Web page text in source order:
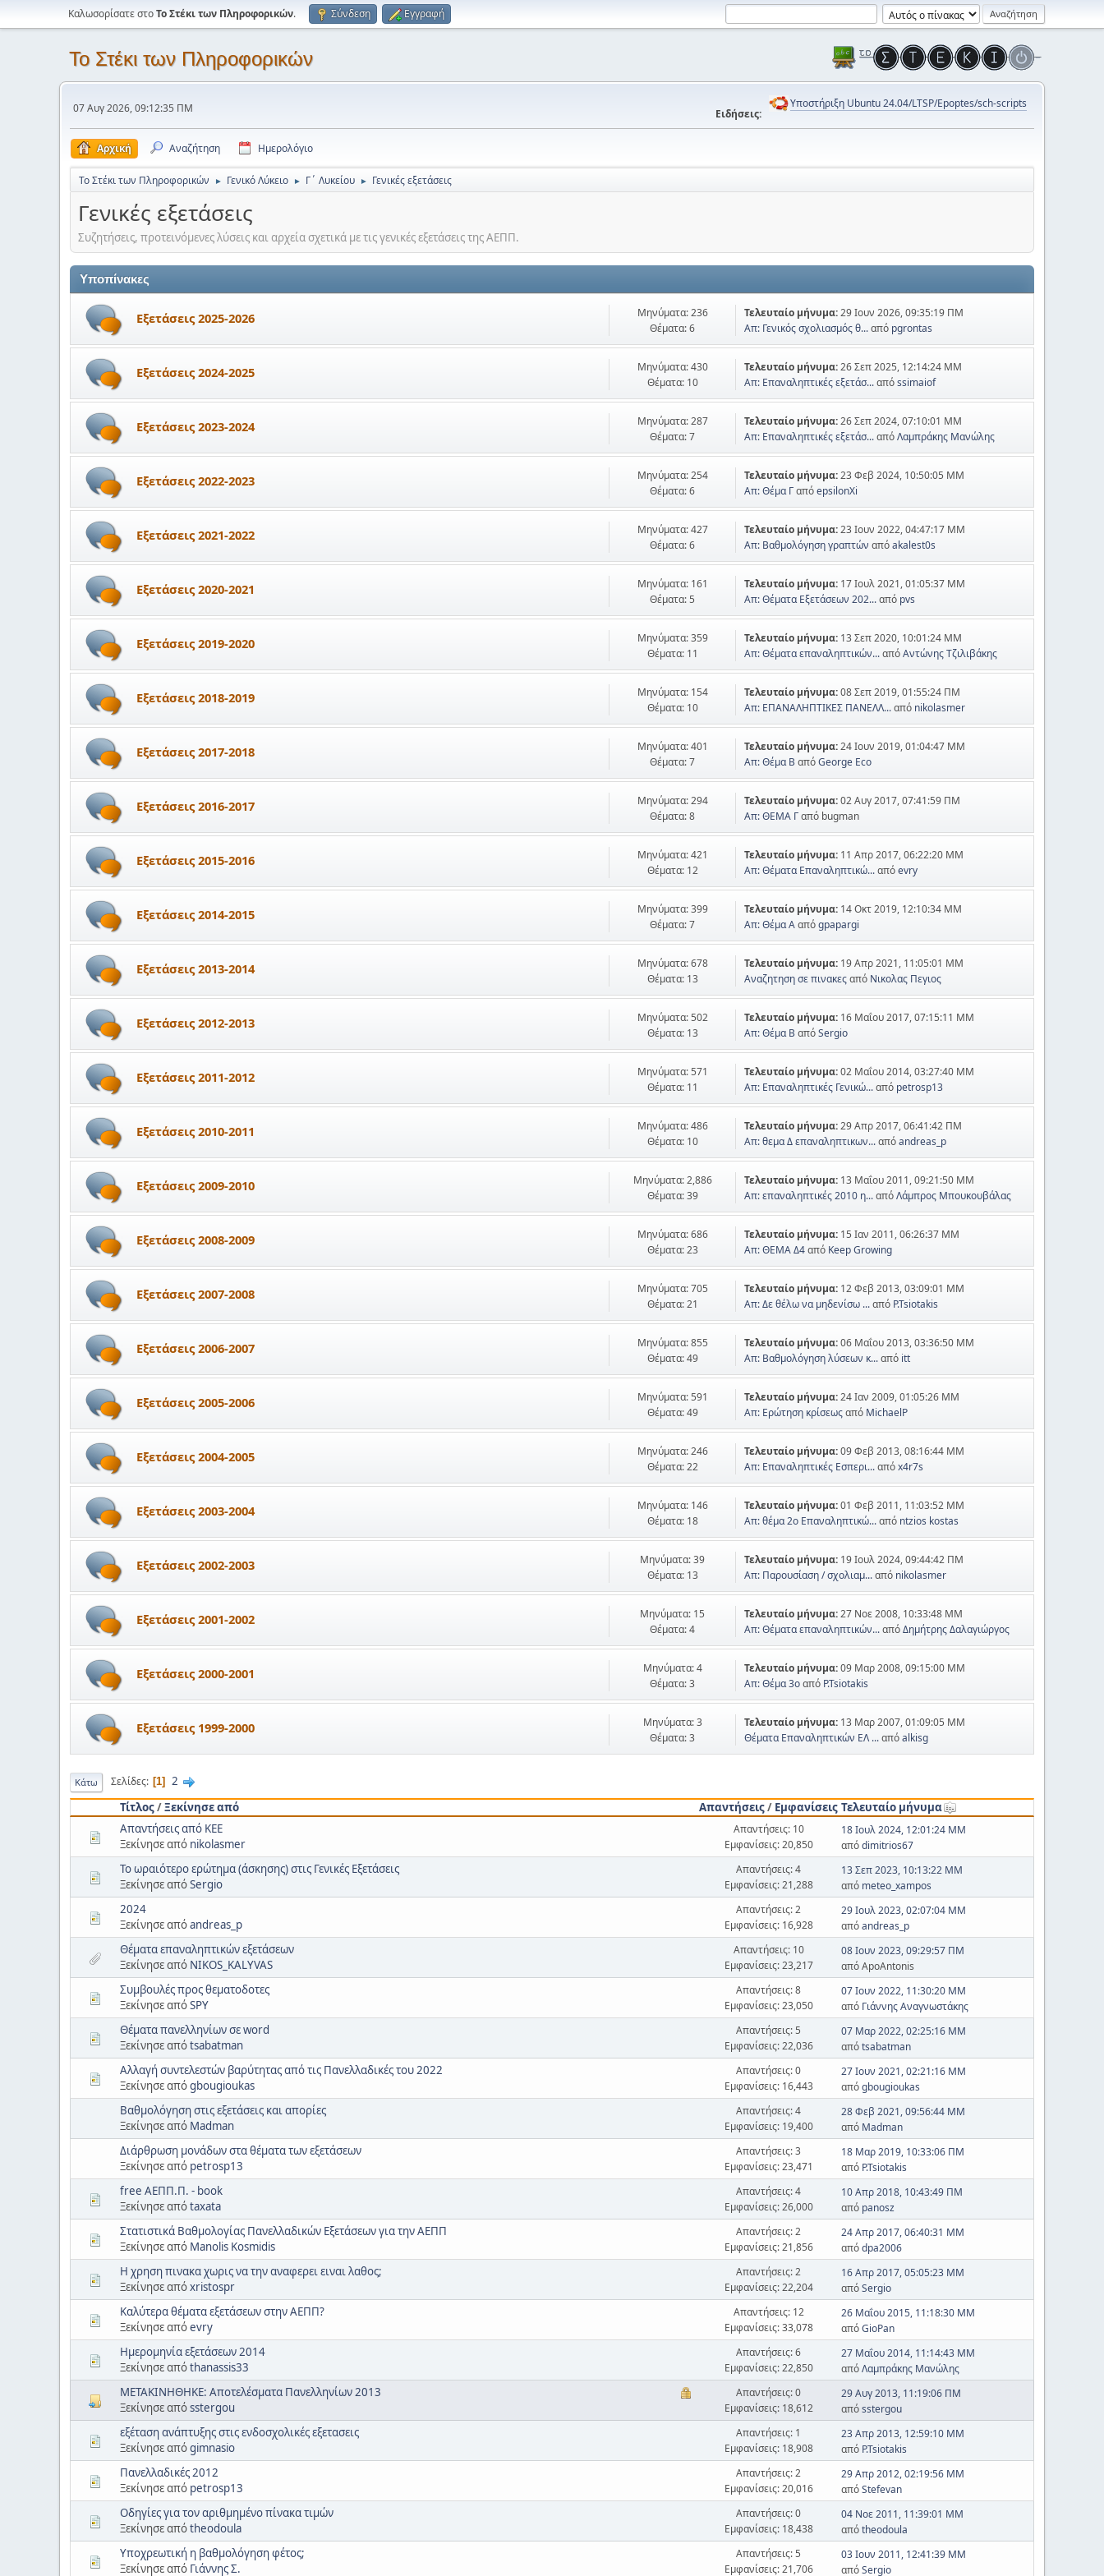
Καλωσορίσατε στοΤο Στέκι των Πληροφορικών. Σύνδεση Εγγραφή
Το Στέκι των Πληροφορικών
07 Αυγ 2026, 09:12:35 ΠΜ Ειδήσεις:
Υποστήριξη Ubuntu 24.04/LTSP/Epoptes/sch-scripts
Αρχική Αναζήτηση Ημερολόγιο
Το Στέκι των Πληροφορικών ► Γενικό Λύκειο ► Γ΄ Λυκείου ► Γενικές εξετάσεις
Γενικές εξετάσεις
Συζητήσεις, προτεινόμενες λύσεις και αρχεία σχετικά με τις γενικές εξετάσεις της ΑΕΠΠ.
Υποπίνακες
Εξετάσεις 2025-2026
Μηνύματα: 236
Θέματα: 6
Τελευταίο μήνυμα:29 Ιουν 2026, 09:35:19 ΠΜ
Απ: Γενικός σχολιασμός θ...από pgrontas
Εξετάσεις 2024-2025
Μηνύματα: 430
Θέματα: 10
Τελευταίο μήνυμα:26 Σεπ 2025, 12:14:24 ΜΜ
Απ: Επαναληπτικές εξετάσ...απόssimaiof
Εξετάσεις 2023-2024
Μηνύματα: 287
Θέματα: 7
Τελευταίο μήνυμα:26 Σεπ 2024, 07:10:01 ΜΜ
Απ: Επαναληπτικές εξετάσ...απόΛαμπράκης Μανώλης
Εξετάσεις 2022-2023
Μηνύματα: 254
Θέματα: 6
Τελευταίο μήνυμα:23 Φεβ 2024, 10:50:05 ΜΜ
Απ: Θέμα ΓαπόepsilonXi
Εξετάσεις 2021-2022
Μηνύματα: 427
Θέματα: 6
Τελευταίο μήνυμα:23 Ιουν 2022, 04:47:17 ΜΜ
Απ: Βαθμολόγηση γραπτών απόakalest0s
Εξετάσεις 2020-2021
Μηνύματα: 161
Θέματα: 5
Τελευταίο μήνυμα: 17 Ιουλ 2021, 01:05:37 ΜΜ
Απ: Θέματα Εξετάσεων 202...από pvs
Εξετάσεις 2019-2020
Μηνύματα: 359
Θέματα: 11
Τελευταίο μήνυμα: 13 Σεπ 2020, 10:01:24 ΜΜ
Απ: Θέματα επαναληπτικών...απόΑντώνης Τζιλιβάκης
Εξετάσεις 2018-2019
Μηνύματα: 154
Θέματα: 10
Τελευταίο μήνυμα:08 Σεπ 2019, 01:55:24 ΠΜ
Απ: ΕΠΑΝΑΛΗΠΤΙΚΕΣ ΠΑΝΕΛΛ...από nikolasmer
Εξετάσεις 2017-2018
Μηνύματα: 401
Θέματα: 7
Τελευταίο μήνυμα:24 Ιουν 2019, 01:04:47 ΜΜ
Απ: Θέμα Β απόGeorge Eco
Εξετάσεις 2016-2017
Μηνύματα: 294
Θέματα: 8
Τελευταίο μήνυμα:02 Αυγ 2017, 07:41:59 ΠΜ
Απ: ΘΕΜΑ Γαπό bugman
Εξετάσεις 2015-2016
Μηνύματα: 421
Θέματα: 12
Τελευταίο μήνυμα: 11 Απρ 2017, 06:22:20 ΜΜ
Απ: Θέματα Επαναληπτικώ...απόevry
Εξετάσεις 2014-2015
Μηνύματα: 399
Θέματα: 7
Τελευταίο μήνυμα: 14 Οκτ 2019, 12:10:34 ΜΜ
Απ: Θέμα Ααπόgpapargi
Εξετάσεις 2013-2014
Μηνύματα: 678
Θέματα: 13
Τελευταίο μήνυμα: 19 Απρ 2021, 11:05:01 ΜΜ
Αναζητηση σε πινακεςαπό Νικολας Πεγιος
Εξετάσεις 2012-2013
Μηνύματα: 502
Θέματα: 13
Τελευταίο μήνυμα: 16 Μαΐου 2017, 07:15:11 ΜΜ
Απ: Θέμα Β απόSergio
Εξετάσεις 2011-2012
Μηνύματα: 571
Θέματα: 11
Τελευταίο μήνυμα:02 Μαΐου 2014, 03:27:40 ΜΜ
Απ: Επαναληπτικές Γενικώ...από petrosp13
Εξετάσεις 2010-2011
Μηνύματα: 486
Θέματα: 10
Τελευταίο μήνυμα:29 Απρ 2017, 06:41:42 ΠΜ
Απ: θεμα Δ επαναληπτικων...απόandreas_p
Εξετάσεις 2009-2010
Μηνύματα: 2,886
Θέματα: 39
Τελευταίο μήνυμα: 13 Μαΐου 2011, 09:21:50 ΜΜ
Απ: επαναληπτικές 2010 η...απόΛάμπρος Μπουκουβάλας
Εξετάσεις 2008-2009
Μηνύματα: 686
Θέματα: 23
Τελευταίο μήνυμα: 15 Ιαν 2011, 06:26:37 ΜΜ
Απ: ΘΕΜΑ Δ4από Keep Growing
Εξετάσεις 2007-2008
Μηνύματα: 705
Θέματα: 21
Τελευταίο μήνυμα: 12 Φεβ 2013, 03:09:01 ΜΜ
Απ: Δε θέλω να μηδενίσω ...από P.Tsiotakis
Εξετάσεις 2006-2007
Μηνύματα: 855
Θέματα: 49
Τελευταίο μήνυμα:06 Μαΐου 2013, 03:36:50 ΜΜ
Απ: Βαθμολόγηση λύσεων κ...από itt
Εξετάσεις 2005-2006
Μηνύματα: 591
Θέματα: 49
Τελευταίο μήνυμα:24 Ιαν 2009, 01:05:26 ΜΜ
Απ: Ερώτηση κρίσεωςαπό MichaelP
Εξετάσεις 2004-2005
Μηνύματα: 246
Θέματα: 22
Τελευταίο μήνυμα:09 Φεβ 2013, 08:16:44 ΜΜ
Απ: Επαναληπτικές Εσπερι...απόx4r7s
Εξετάσεις 2003-2004
Μηνύματα: 146
Θέματα: 18
Τελευταίο μήνυμα:01 Φεβ 2011, 11:03:52 ΜΜ
Απ: θέμα 2ο Επαναληπτικώ...από ntzios kostas
Εξετάσεις 2002-2003
Μηνύματα: 39
Θέματα: 13
Τελευταίο μήνυμα: 19 Ιουλ 2024, 09:44:42 ΠΜ
Απ: Παρουσίαση / σχολιαμ...από nikolasmer
Εξετάσεις 2001-2002
Μηνύματα: 15
Θέματα: 4
Τελευταίο μήνυμα:27 Νοε 2008, 10:33:48 ΜΜ
Απ: Θέματα επαναληπτικών...απόΔημήτρης Δαλαγιώργος
Εξετάσεις 2000-2001
Μηνύματα: 4
Θέματα: 3
Τελευταίο μήνυμα:09 Μαρ 2008, 09:15:00 ΜΜ
Απ: Θέμα 3οαπό P.Tsiotakis
Εξετάσεις 1999-2000
Μηνύματα: 3
Θέματα: 3
Τελευταίο μήνυμα: 13 Μαρ 2007, 01:09:05 ΜΜ
Θέματα Επαναληπτικών ΕΛ ...απόalkisg
Κάτω Σελίδες 1
2
Τίτλος/Ξεκίνησε από Απαντήσεις/ Εμφανίσεις Τελευταίο μήνυμα
Απαντήσεις από ΚΕΕ
Ξεκίνησε από nikolasmer
Απαντήσεις: 10
Εμφανίσεις: 20,850
18 Ιουλ 2024, 12:01:24 ΜΜ
απόdimitrios67
Το ωραιότερο ερώτημα (άσκησης) στις Γενικές Εξετάσεις
Ξεκίνησε απόSergio
Απαντήσεις: 4
Εμφανίσεις: 21,288
13 Σεπ 2023, 10:13:22 ΜΜ
από meteo_xampos
2024
Ξεκίνησε απόandreas_p
Απαντήσεις: 2
Εμφανίσεις: 16,928
29 Ιουλ 2023, 02:07:04 ΜΜ
απόandreas_p
Θέματα επαναληπτικών εξετάσεων
Ξεκίνησε από NIKOS_KALYVAS
Απαντήσεις: 10
Εμφανίσεις: 23,217
08 Ιουν 2023, 09:29:57 ΠΜ
από ApoAntonis
Συμβουλές προς θεματοδοτες
Ξεκίνησε απόSPY
Απαντήσεις: 8
Εμφανίσεις: 23,050
07 Ιουν 2022, 11:30:20 ΜΜ
από Γιάννης Αναγνωστάκης
Θέματα πανελληνίων σε word
Ξεκίνησε απόtsabatman
Απαντήσεις: 5
Εμφανίσεις: 22,036
07 Μαρ 2022, 02:25:16 ΜΜ
απόtsabatman
Αλλαγή συντελεστών βαρύτητας από τις Πανελλαδικές του 2022
Ξεκίνησε απόgbougioukas
Απαντήσεις: 0
Εμφανίσεις: 16,443
27 Ιουν 2021, 02:21:16 ΜΜ
απόgbougioukas
Βαθμολόγηση στις εξετάσεις και απορίες
Ξεκίνησε από Madman
Απαντήσεις: 4
Εμφανίσεις: 19,400
28 Φεβ 2021, 09:56:44 ΜΜ
από Madman
Διάρθρωση μονάδων στα θέματα των εξετάσεων
Ξεκίνησε από petrosp13
Απαντήσεις: 3
Εμφανίσεις: 23,471
18 Μαρ 2019, 10:33:06 ΠΜ
από P.Tsiotakis
free ΑΕΠΠ.Π. - book
Ξεκίνησε απόtaxata
Απαντήσεις: 4
Εμφανίσεις: 26,000
10 Απρ 2018, 10:43:49 ΠΜ
από panosz
Στατιστικά Βαθμολογίας Πανελλαδικών Εξετάσεων για την ΑΕΠΠ
Ξεκίνησε από Manolis Kosmidis
Απαντήσεις: 2
Εμφανίσεις: 21,856
24 Απρ 2017, 06:40:31 ΜΜ
απόdpa2006
Η χρηση πινακα χωρις να την αναφερει ειναι λαθος;
Ξεκίνησε απόxristospr
Απαντήσεις: 2
Εμφανίσεις: 22,204
16 Απρ 2017, 05:05:23 ΜΜ
απόSergio
Καλύτερα θέματα εξετάσεων στην ΑΕΠΠ?
Ξεκίνησε απόevry
Απαντήσεις: 12
Εμφανίσεις: 33,078
26 Μαΐου 2015, 11:18:30 ΜΜ
απόGioPan
Ημερομηνία εξετάσεων 2014
Ξεκίνησε απόthanassis33
Απαντήσεις: 6
Εμφανίσεις: 22,850
27 Μαΐου 2014, 11:14:43 ΜΜ
απόΛαμπράκης Μανώλης
ΜΕΤΑΚΙΝΗΘΗΚΕ: Αποτελέσματα Πανελληνίων 2013
Ξεκίνησε απόsstergou
Απαντήσεις: 0
Εμφανίσεις: 18,612
29 Αυγ 2013, 11:19:06 ΠΜ
απόsstergou
εξέταση ανάπτυξης στις ενδοσχολικές εξετασεις
Ξεκίνησε απόgimnasio
Απαντήσεις: 1
Εμφανίσεις: 18,908
23 Απρ 2013, 12:59:10 ΜΜ
από P.Tsiotakis
Πανελλαδικές 2012
Ξεκίνησε από petrosp13
Απαντήσεις: 2
Εμφανίσεις: 20,016
29 Απρ 2012, 02:19:56 ΜΜ
απόStefevan
Οδηγίες για τον αριθμημένο πίνακα τιμών
Ξεκίνησε απόtheodoula
Απαντήσεις: 0
Εμφανίσεις: 18,438
04 Νοε 2011, 11:39:01 ΜΜ
απόtheodoula
Υποχρεωτική η βαθμολόγηση φέτος;
Ξεκίνησε από Γιάννης Σ.
Απαντήσεις: 5
Εμφανίσεις: 21,706
03 Ιουν 2011, 12:41:39 ΜΜ
απόSergio